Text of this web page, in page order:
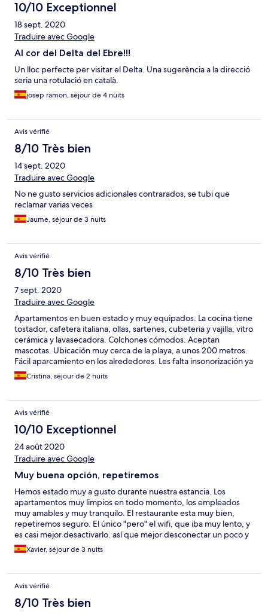
qui cherchent le calme, l'hotel est dans un petit village avec très
peu de commerces, entouré d'immenses rizières, pas de
problème de moustique mais il y a des moustiquaires à toutes
les fenêtres. Les plages sont immenses, avec sable fin, on a pied
loin, il y a des dunes, chemins en bois superbes. Les plages sont
quasi désertes mais surveillées. J'y retournerais, j'ai beaucoup
aimé !
10/10 Exceptionnel
18 sept. 2020
Traduire avec Google
Al cor del Delta del Ebre!!!
Un lloc perfecte per visitar el Delta. Una sugerència a la direcció
seria una rotulació en català.
josep ramon, séjour de 4 nuits
Avis vérifié
8/10 Très bien
14 sept. 2020
Traduire avec Google
No ne gusto servicios adicionales contrarados, se tubi que
reclamar varias veces
Jaume, séjour de 3 nuits
Avis vérifié
8/10 Très bien
7 sept. 2020
Traduire avec Google
Apartamentos en buen estado y muy equipados. La cocina tiene
tostador, cafetera italiana, ollas, sartenes, cubeteria y vajilla, vitro
cerámica y lavasecadora. Colchones cómodos. Aceptan
mascotas. Ubicación muy cerca de la playa, a unos 200 metros.
Fácil aparcamiento en los alrededores. Les falta insonorización ya
que en mitad de la noche me despertó el perro del
apartamento de arriba. Piscinas limpias y cuidadas.
Cristina, séjour de 2 nuits
Avis vérifié
10/10 Exceptionnel
24 août 2020
Traduire avec Google
Muy buena opción, repetiremos
Hemos estado muy a gusto durante nuestra estancia. Los
apartamentos muy limpios en todo momento, los empleados
muy amables y muy tranquilo. El restaurante esta muy bien,
repetiremos seguro. El único "pero" el wifi, que iba muy lento, y
es casi mejor desactivarlo. así que mejor desconectar un poco y
disfrutar de las instalaciones ;)
Xavier, séjour de 3 nuits
Avis vérifié
8/10 Très bien